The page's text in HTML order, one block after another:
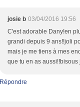
josie b 03/04/2016 19:56
C'est adorable Dany!en
grandi depuis 9 ans!!joli
mais je me tiens à mes
que tu en as aussi!!bisous
Répondre